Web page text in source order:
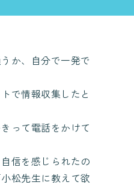
か、自分で一発で
で情報収集したと
って電話をかけて
信を感じられたの
松先生に教えて欲